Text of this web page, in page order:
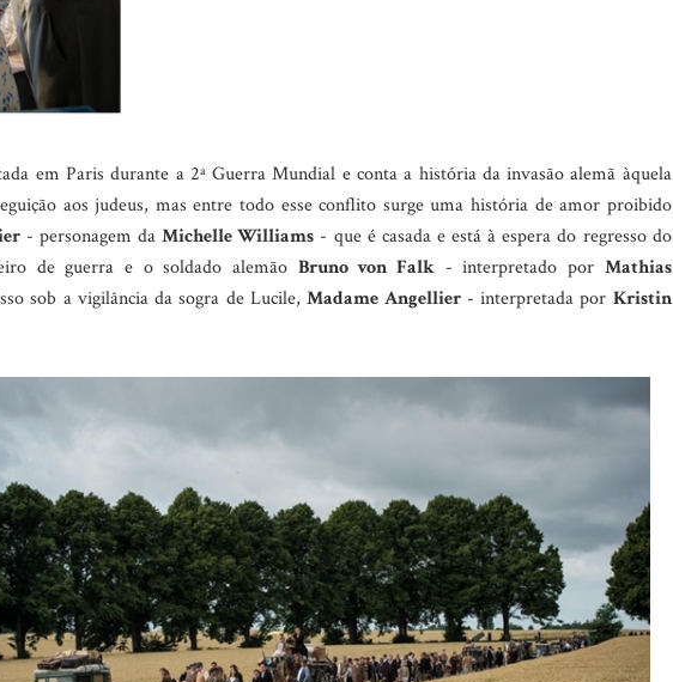
em Paris durante a 2ª Guerra Mundial e conta a história da invasão alemã àquela
aos judeus, mas entre todo esse conflito surge uma história de amor proibido
- personagem daMichelle Williams - que é casada e está à espera do regresso do
de guerra e o soldado alemão Bruno von Falk - interpretado por Mathias
sob a vigilância da sogra de Lucile,Madame Angellier- interpretada por Kristin